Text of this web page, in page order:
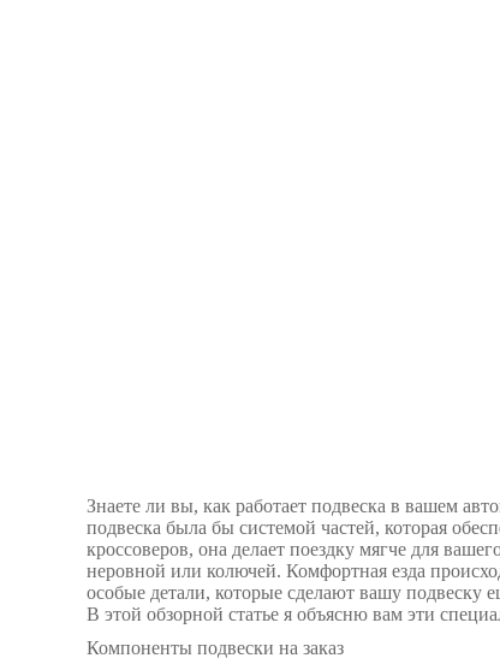
Знаете ли вы, как работает подвеска в вашем
подвеска была бы системой частей, которая
кроссоверов, она делает поездку мягче для
неровной или колючей. Комфортная езда
особые детали, которые сделают вашу подвеску
В этой обзорной статье я объясню вам эти
Компоненты подвески на заказ